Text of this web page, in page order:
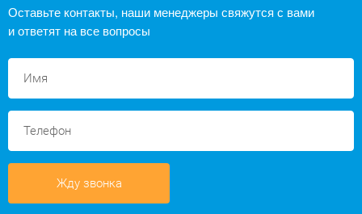
Оставьте контакты, наши менеджеры свяжутся с вами
и ответят на все вопросы
Жду звонка